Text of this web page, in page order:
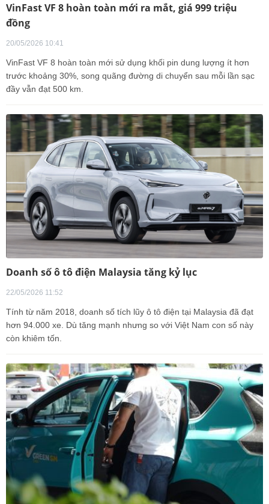
VinFast VF 8 hoàn toàn mới ra mắt, giá 999 triệu
đồng
20/05/2026 10:41
VinFast VF 8 hoàn toàn mới sử dụng khối pin dung lượng ít hơn
trước khoảng 30%, song quãng đường di chuyển sau mỗi lần sạc
đầy vẫn đạt 500 km.
Doanh số ô tô điện Malaysia tăng kỷ lục
22/05/2026 11:52
Tính từ năm 2018, doanh số tích lũy ô tô điện tại Malaysia đã đạt
hơn 94.000 xe. Dù tăng mạnh nhưng so với Việt Nam con số này
còn khiêm tốn.